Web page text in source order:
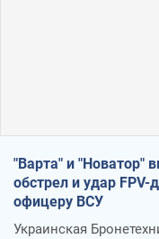
"Варта" и "Новатор"
обстрел и удар
офицеру ВСУ
Украинская